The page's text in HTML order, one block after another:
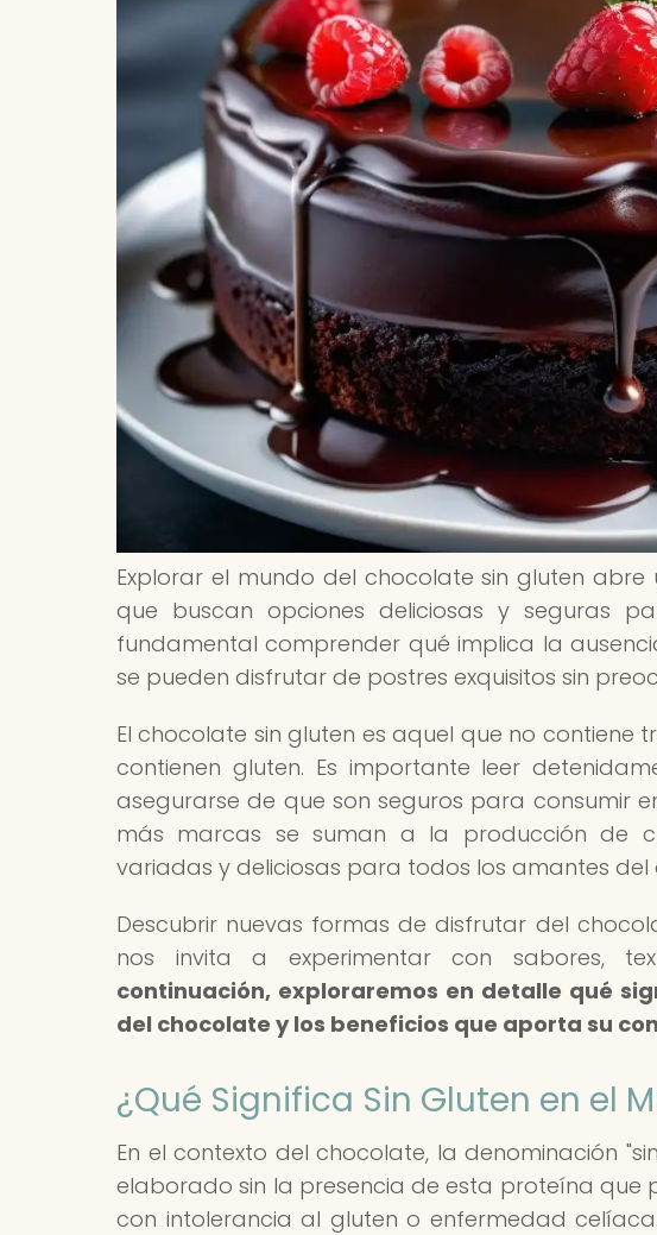
Explorar el mundo del chocolate sin gluten
que buscan opciones deliciosas y seguras
fundamental comprender qué implica la
se pueden disfrutar de postres exquisitos sin
El chocolate sin gluten es aquel que no
contienen gluten. Es importante leer
asegurarse de que son seguros para consumir
más marcas se suman a la producción de
variadas y deliciosas para todos los amantes del
Descubrir nuevas formas de disfrutar del
nos invita a experimentar con sabores,
continuación, exploraremos en detalle qué
del chocolate y los beneficios que aporta su
¿Qué Significa Sin Gluten en el
En el contexto del chocolate, la denominación
elaborado sin la presencia de esta proteína que
con intolerancia al gluten o enfermedad